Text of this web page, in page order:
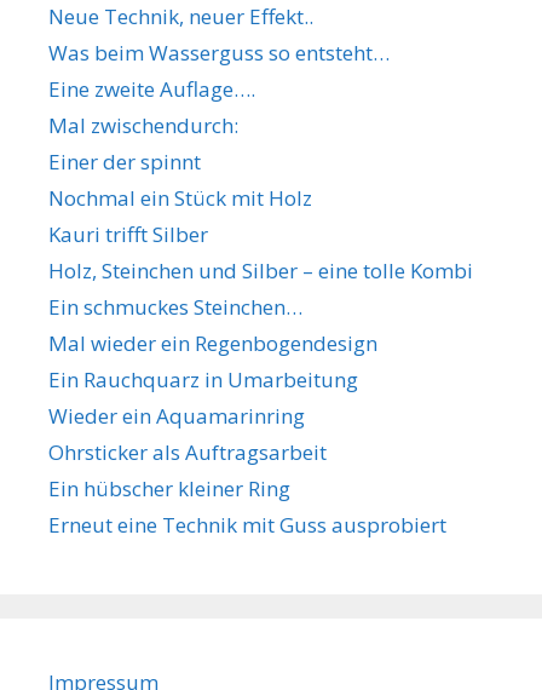
Neue Technik, neuer Effekt..
Was beim Wasserguss so entsteht…
Eine zweite Auflage….
Mal zwischendurch:
Einer der spinnt
Nochmal ein Stück mit Holz
Kauri trifft Silber
Holz, Steinchen und Silber – eine tolle Kombi
Ein schmuckes Steinchen…
Mal wieder ein Regenbogendesign
Ein Rauchquarz in Umarbeitung
Wieder ein Aquamarinring
Ohrsticker als Auftragsarbeit
Ein hübscher kleiner Ring
Erneut eine Technik mit Guss ausprobiert
Impressum